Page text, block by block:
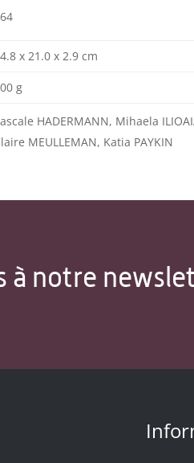
x 21.0 x 2.9 cm
g
HADERMANN, Mihaela
MEULLEMAN, Katia PAYKIN
à notre